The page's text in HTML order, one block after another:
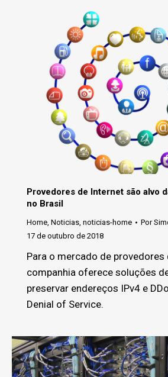
Provedores de Internet são alvo
no Brasil
Home, Noticias, noticias-home Por
17 de outubro de 2018
Para o mercado de provedores
companhia oferece soluções
preservar endereços IPv4 e
Denial of Service.